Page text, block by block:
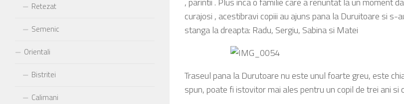
curajosi , acestibravi copiii au ajuns pana la Duruitoare si s-
stanga la dreapta: Radu, Sergiu, Sabina si Matei
Traseul pana la Durutoare nu este unul foarte greu, este
spun, poate fi istovitor mai ales pentru un copil de trei ani si
Retezat
Semenic
Orientali
Bistritei
Calimani